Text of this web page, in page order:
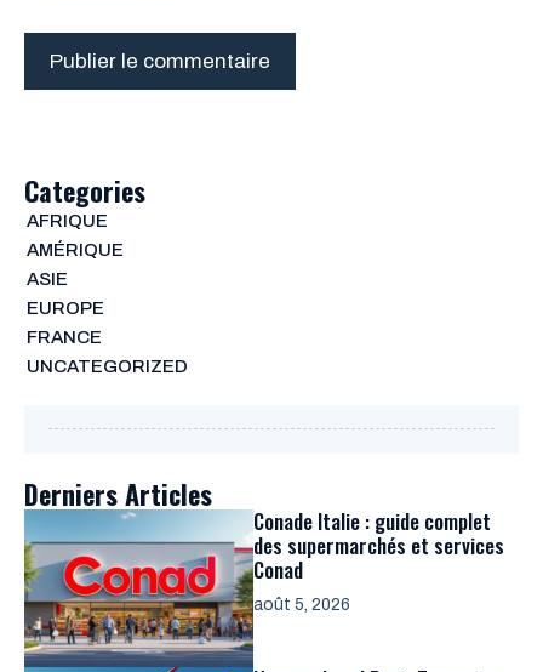
Categories
AFRIQUE
AMÉRIQUE
ASIE
EUROPE
FRANCE
UNCATEGORIZED
Derniers Articles
Conade Italie : guide complet
des supermarchés et services
Conad
août 5, 2026